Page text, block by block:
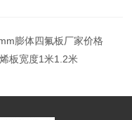
膨体四氟板厂家价格
板宽度1米1.2米